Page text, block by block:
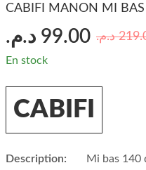
CABIFI MANON MI BAS
د.م. 99.00 د.م.
En stock
CABIFI
Description:
Mi bas 140